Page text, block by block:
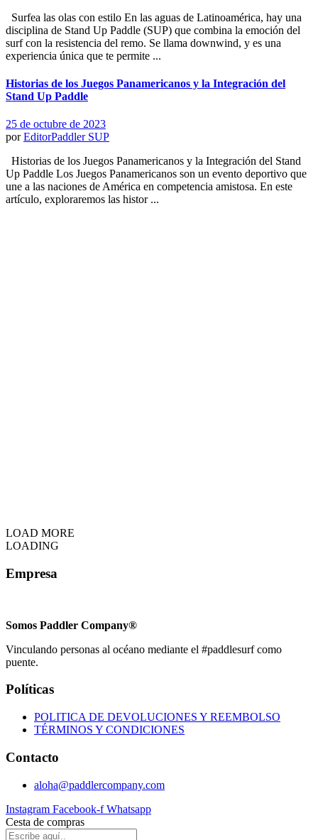
Surfea las olas con estilo En las aguas de Latinoamérica, hay una
disciplina de Stand Up Paddle (SUP) que combina la emoción del
surf con la resistencia del remo. Se llama downwind, y es una
experiencia única que te permite ...
Historias de los Juegos Panamericanos y la Integración del
Stand Up Paddle
25 de octubre de 2023
por EditorPaddler SUP
Historias de los Juegos Panamericanos y la Integración del Stand
Up Paddle Los Juegos Panamericanos son un evento deportivo que
une a las naciones de América en competencia amistosa. En este
artículo, exploraremos las histor ...
LOAD MORE
LOADING
Empresa
Somos Paddler Company®
Vinculando personas al océano mediante el #paddlesurf como
puente.
Políticas
POLITICA DE DEVOLUCIONES Y REEMBOLSO
TÉRMINOS Y CONDICIONES
Contacto
aloha@paddlercompany.com
Instagram Facebook-f Whatsapp
Cesta de compras